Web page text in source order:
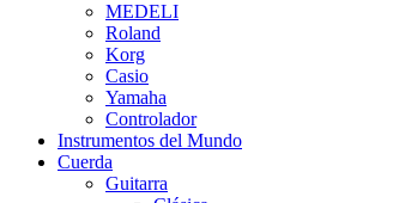
MEDELI
Roland
Korg
Casio
Yamaha
Controlador
Instrumentos del Mundo
Cuerda
Guitarra